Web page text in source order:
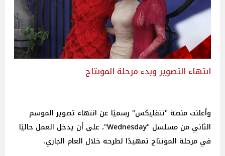
انتهاء التصوير وبدء مرحلة المونتاج
وأعلنت منصة "نتفليكس" رسميًا عن انتهاء تصوير الموسم
الثاني من مسلسل "Wednesday"، على أن يدخل العمل حاليًا
في مرحلة المونتاج تمهيدًا لطرحه خلال العام الجاري.